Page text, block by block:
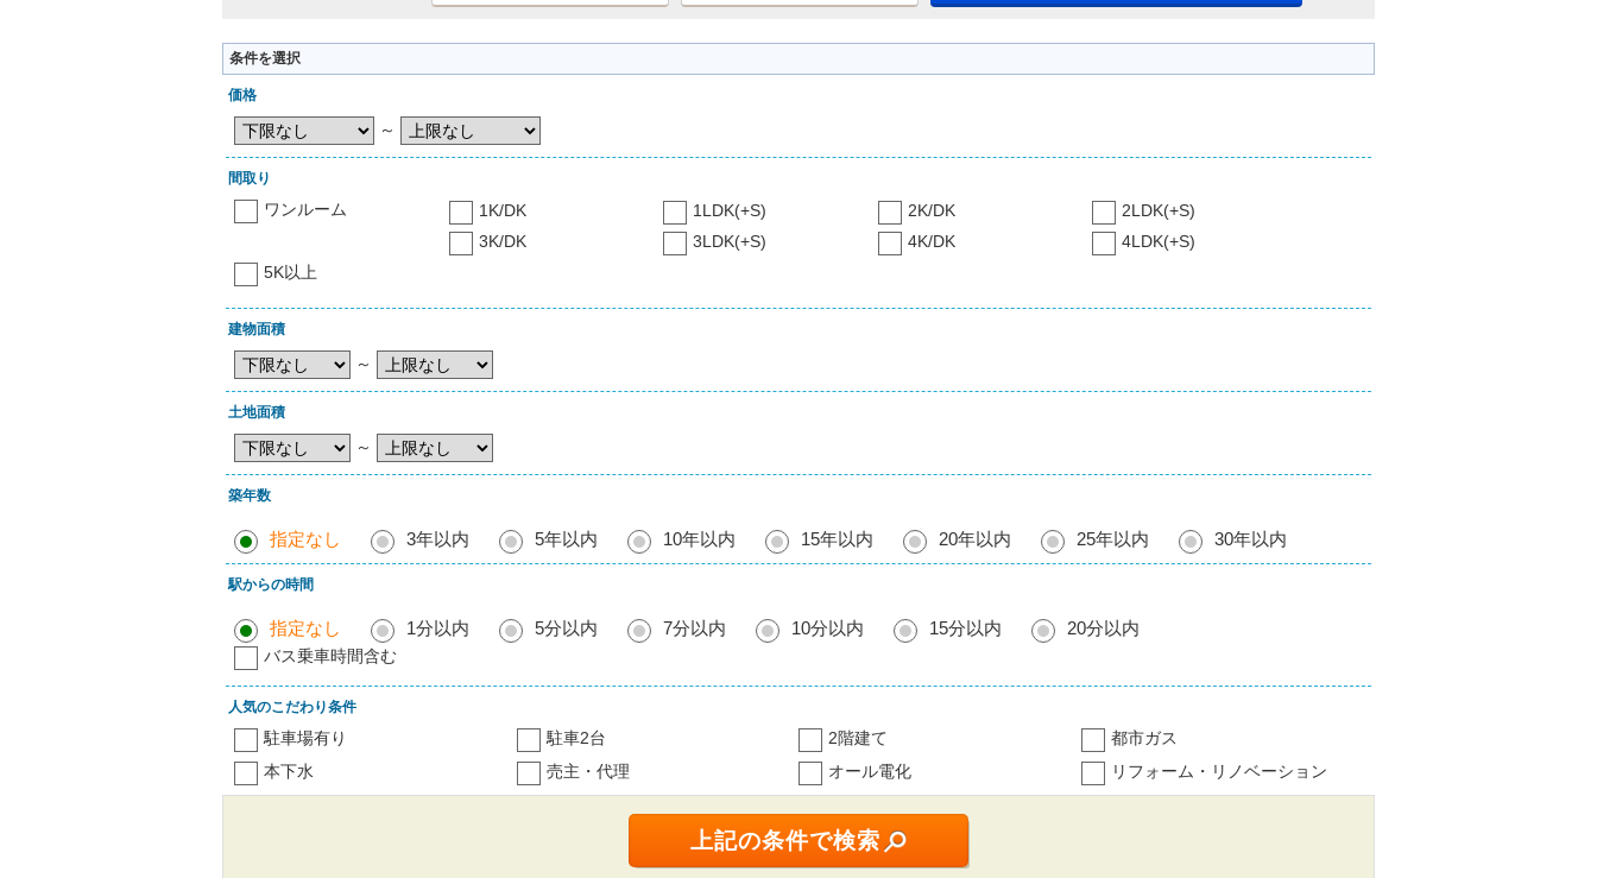
条件を選択
価格
～
間取り
ワンルーム 1K/DK 1LDK(+S) 2K/DK
2LDK(+S)
3K/DK
3LDK(+S) 4K/DK
4LDK(+S)
5K以上
建物面積
～
土地面積
～
築年数
指定なし 3年以内 5年以内 10年以内 15年以内 20年以内 25年以内 30年以内
駅からの時間
指定なし 1分以内 5分以内 7分以内 10分以内 15分以内 20分以内
バス乗車時間含む
人気のこだわり条件
駐車場有り 駐車2台 2階建て
都市ガス
本下水
売主・代理 オール電化 リフォーム・リノベーション